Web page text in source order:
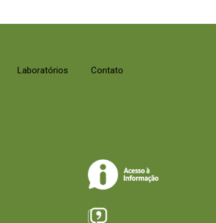
Laboratórios Contato